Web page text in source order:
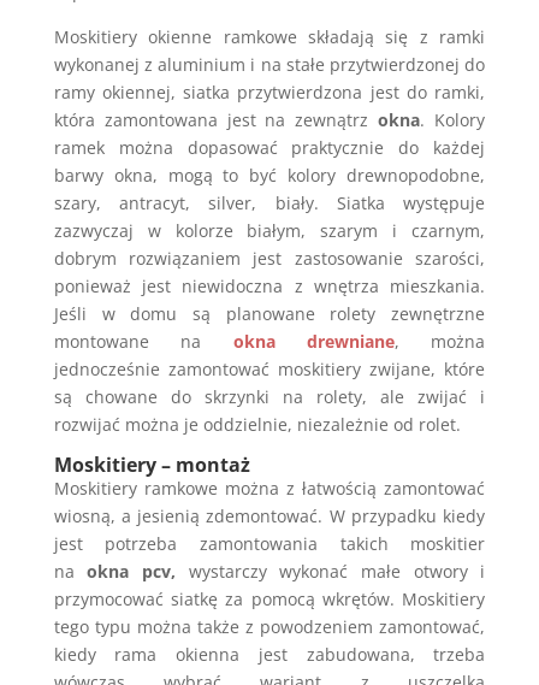
Moskitiery okienne ramkowe składają się z ramki
wykonanej z aluminium i na stałe przytwierdzonej do
ramy okiennej, siatka przytwierdzona jest do ramki,
która zamontowana jest na zewnątrz okna. Kolory
ramek można dopasować praktycznie do każdej
barwy okna, mogą to być kolory drewnopodobne,
szary, antracyt, silver, biały. Siatka występuje
zazwyczaj w kolorze białym, szarym i czarnym,
dobrym rozwiązaniem jest zastosowanie szarości,
ponieważ jest niewidoczna z wnętrza mieszkania.
Jeśli w domu są planowane rolety zewnętrzne
montowane na
okna drewniane, można
jednocześnie zamontować moskitiery zwijane, które
są chowane do skrzynki na rolety, ale zwijać i
rozwijać można je oddzielnie, niezależnie od rolet.
Moskitiery – montaż
Moskitiery ramkowe można z łatwością zamontować
wiosną, a jesienią zdemontować. W przypadku kiedy
jest potrzeba zamontowania takich moskitier
na
okna pcv,
wystarczy wykonać małe otwory i
przymocować siatkę za pomocą wkrętów. Moskitiery
tego typu można także z powodzeniem zamontować,
kiedy rama okienna jest zabudowana, trzeba